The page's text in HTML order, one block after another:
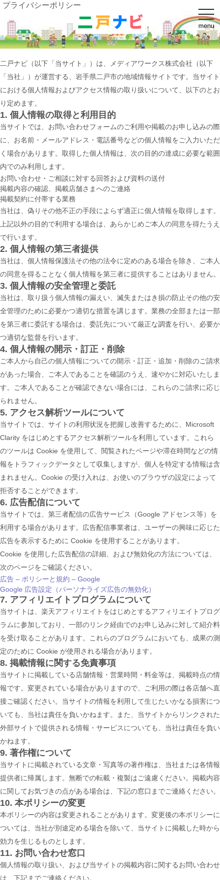
t
o
g
g
l
e
a
i
g
a
menu
プライバシーポリシー
二戸ナビ（以下「当サイト」）は、メディアワークス株式会社（以下
「当社」）が運営する、岩手県二戸市の地域情報サイトです。当サイト
における個人情報およびアクセス情報の取り扱いについて、以下のとお
り定めます。
1. 個人情報の取得と利用目的
当サイトでは、お問い合わせフォームのご利用や掲載のお申し込みの際
に、お名前・メールアドレス・電話番号などの個人情報をご入力いただ
く場合があります。取得した個人情報は、次の目的の達成に必要な範囲
内でのみ利用します。
お問い合わせ・ご相談に対する回答および資料の送付
掲載内容の確認、掲載店舗さまへのご連絡
掲載契約に付帯する業務
当社は、偽りその他不正の手段によらず適正に個人情報を取得します。
上記以外の目的で利用する場合は、あらかじめご本人の同意を得たうえ
で行います。
2. 個人情報の第三者提供
当社は、個人情報保護法その他の法令に定めのある場合を除き、ご本人
の同意を得ることなく個人情報を第三者に提供することはありません。
3. 個人情報の安全管理と委託
当社は、取り扱う個人情報の漏えい、滅失またはき損の防止その他の安
全管理のために必要かつ適切な措置を講じます。業務の全部または一部
を第三者に委託する場合は、委託先について厳正な調査を行い、必要か
つ適切な監督を行います。
4. 個人情報の開示・訂正・削除
ご本人から自己の個人情報についての開示・訂正・追加・削除のご請求
があった場合、ご本人であることを確認のうえ、速やかに対応いたしま
す。ご本人であることが確認できない場合には、これらのご請求に応じ
られません。
5. アクセス解析ツールについて
当サイトでは、サイトの利用状況を把握し改善するために、Microsoft
Clarity をはじめとするアクセス解析ツールを利用しています。これら
のツールは Cookie を使用して、閲覧されたページや滞在時間などの情
報をトラフィックデータとして収集しますが、個人を特定する情報は含
まれません。Cookie の受け入れは、お使いのブラウザの設定によって
拒否することができます。
6. 広告配信について
当サイトでは、第三者配信の広告サービス（Google アドセンス等）を
利用する場合があります。広告配信事業者は、ユーザーの興味に応じた
広告を表示するために Cookie を使用することがあります。
Cookie を使用した広告配信の詳細、および無効化の方法については、
次のページをご確認ください。
広告 – ポリシーと規約 – Google
Google 広告設定（パーソナライズ広告の無効化）
7. アフィリエイトプログラムについて
当サイトは、楽天アフィリエイトをはじめとするアフィリエイトプログ
ラムに参加しており、一部のリンク経由でのお申し込みに対して紹介料
を受け取ることがあります。これらのプログラムにおいても、成果の測
定のために Cookie が使用される場合があります。
8. 掲載情報に関する免責事項
当サイトに掲載している店舗情報・営業時間・料金等は、掲載時点の情
報です。変更されている場合がありますので、ご利用の際は各店舗へ直
接ご確認ください。当サイトの情報を利用して生じたいかなる損害につ
いても、当社は責任を負いかねます。また、当サイトからリンクされた
外部サイトで提供される情報・サービスについても、当社は責任を負い
かねます。
9. 著作権について
当サイトに掲載されている文章・写真等の著作権は、当社または各情報
提供者に帰属します。無断での転載・複製はご遠慮ください。掲載内容
に関してお気づきの点がある場合は、下記の窓口までご連絡ください。
10. 本ポリシーの変更
本ポリシーの内容は変更されることがあります。変更後の本ポリシーに
ついては、当社が別途定める場合を除いて、当サイトに掲載した時から
効力を生じるものとします。
11. お問い合わせ窓口
個人情報の取り扱い、および当サイトの掲載内容に関するお問い合わせ
は、下記までご連絡ください。